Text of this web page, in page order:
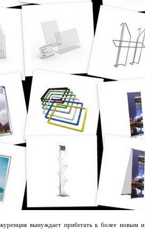
вынуждает прибегать к более новым и